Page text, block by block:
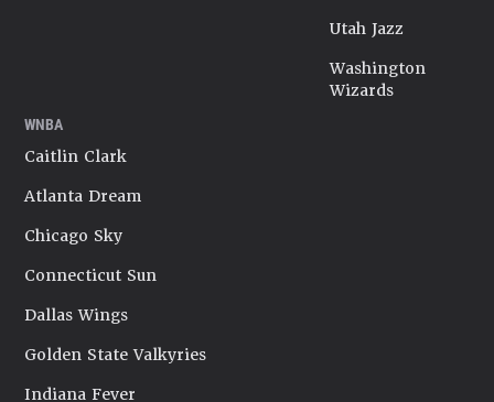
Utah Jazz
Washington
Wizards
WNBA
Caitlin Clark
Atlanta Dream
Chicago Sky
Connecticut Sun
Dallas Wings
Golden State Valkyries
Indiana Fever